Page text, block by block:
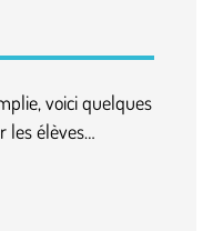
voici quelques
les élèves…